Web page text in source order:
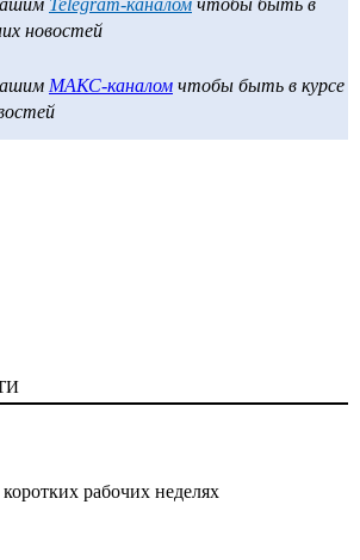
Telegram-каналом чтобы быть в
новостей
МАКС-каналом чтобы быть в курсе
коротких рабочих неделях